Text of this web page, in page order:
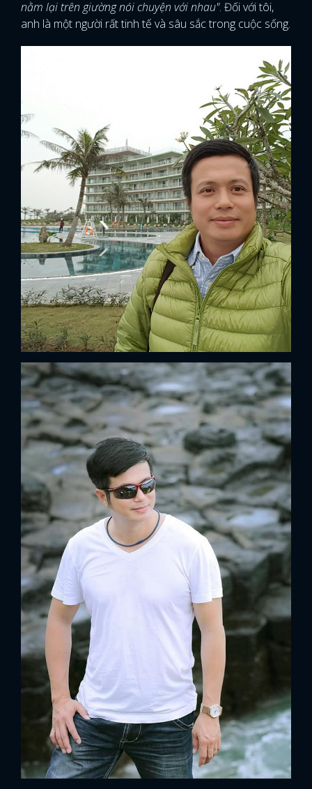
FACEBOOK GOOGLE
nằm lại trên giường nói chuyện với nhau". Đối với tôi,
anh là một người rất tinh tế và sâu sắc trong cuộc sống.